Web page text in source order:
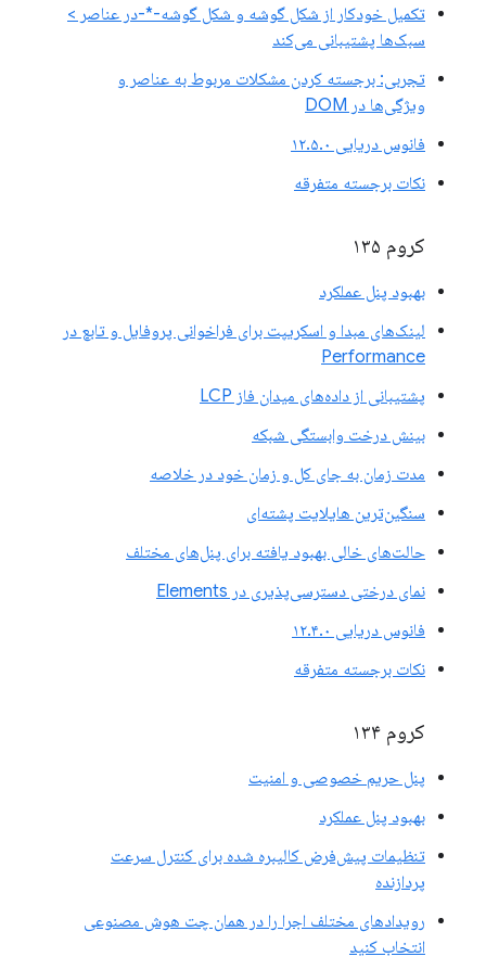
تکمیل خودکار از شکل گوشه و شکل گوشه-*-در عناصر >
سبک‌ها پشتیبانی می‌کند
تجربی: برجسته کردن مشکلات مربوط به عناصر و
ویژگی‌ها در DOM
فانوس دریایی ۱۲.۵.۰
نکات برجسته متفرقه
کروم ۱۳۵
بهبود پنل عملکرد
لینک‌های مبدا و اسکریپت برای فراخوانی پروفایل و تابع در
Performance
پشتیبانی از داده‌های میدان فاز LCP
بینش درخت وابستگی شبکه
مدت زمان به جای کل و زمان خود در خلاصه
سنگین‌ترین هایلایت پشته‌ای
حالت‌های خالی بهبود یافته برای پنل‌های مختلف
نمای درختی دسترسی‌پذیری در Elements
فانوس دریایی ۱۲.۴.۰
نکات برجسته متفرقه
کروم ۱۳۴
پنل حریم خصوصی و امنیت
بهبود پنل عملکرد
تنظیمات پیش‌فرض کالیبره شده برای کنترل سرعت
پردازنده
رویدادهای مختلف اجرا را در همان چت هوش مصنوعی
انتخاب کنید